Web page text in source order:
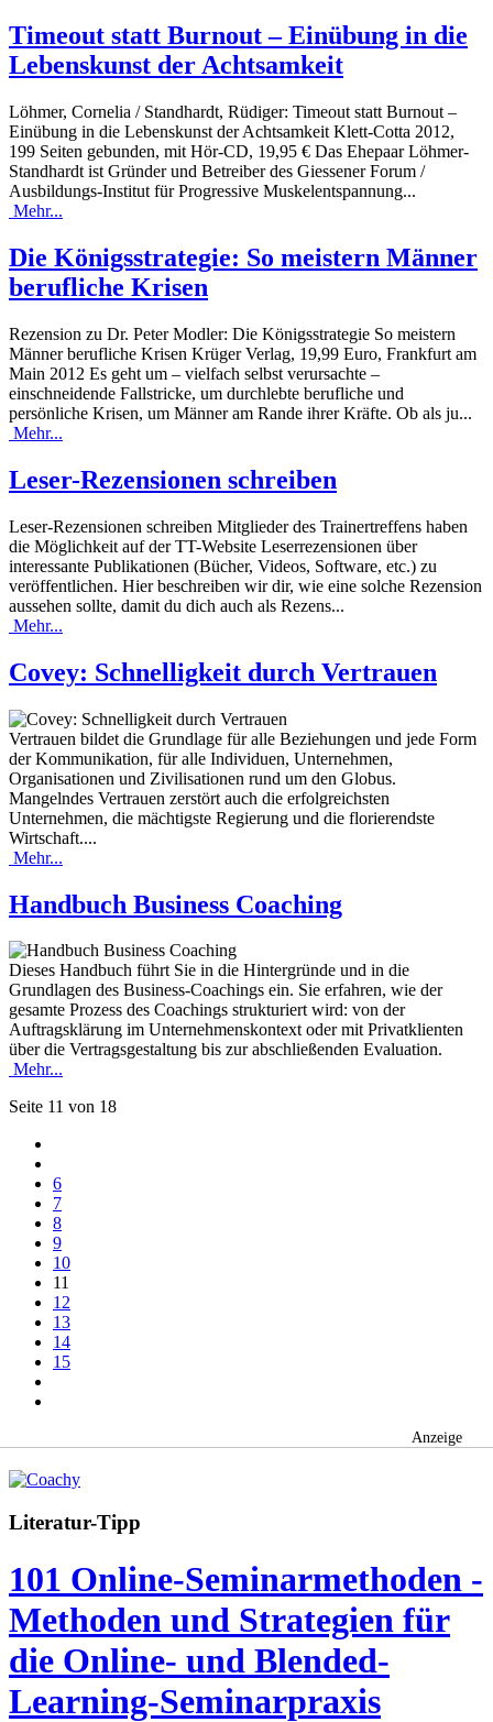
Timeout statt Burnout – Einübung in die
Lebenskunst der Achtsamkeit
Löhmer, Cornelia / Standhardt, Rüdiger: Timeout statt Burnout –
Einübung in die Lebenskunst der Achtsamkeit Klett-Cotta 2012,
199 Seiten gebunden, mit Hör-CD, 19,95 € Das Ehepaar Löhmer-
Standhardt ist Gründer und Betreiber des Giessener Forum /
Ausbildungs-Institut für Progressive Muskelentspannung...
Mehr...
Die Königsstrategie: So meistern Männer
berufliche Krisen
Rezension zu Dr. Peter Modler: Die Königsstrategie So meistern
Männer berufliche Krisen Krüger Verlag, 19,99 Euro, Frankfurt am
Main 2012 Es geht um – vielfach selbst verursachte –
einschneidende Fallstricke, um durchlebte berufliche und
persönliche Krisen, um Männer am Rande ihrer Kräfte. Ob als ju...
Mehr...
Leser-Rezensionen schreiben
Leser-Rezensionen schreiben Mitglieder des Trainertreffens haben
die Möglichkeit auf der TT-Website Leserrezensionen über
interessante Publikationen (Bücher, Videos, Software, etc.) zu
veröffentlichen. Hier beschreiben wir dir, wie eine solche Rezension
aussehen sollte, damit du dich auch als Rezens...
Mehr...
Covey: Schnelligkeit durch Vertrauen
Vertrauen bildet die Grundlage für alle Beziehungen und jede Form
der Kommunikation, für alle Individuen, Unternehmen,
Organisationen und Zivilisationen rund um den Globus.
Mangelndes Vertrauen zerstört auch die erfolgreichsten
Unternehmen, die mächtigste Regierung und die florierendste
Wirtschaft....
Mehr...
Handbuch Business Coaching
Dieses Handbuch führt Sie in die Hintergründe und in die
Grundlagen des Business-Coachings ein. Sie erfahren, wie der
gesamte Prozess des Coachings strukturiert wird: von der
Auftragsklärung im Unternehmenskontext oder mit Privatklienten
über die Vertragsgestaltung bis zur abschließenden Evaluation.
Mehr...
Seite 11 von 18
6
7
8
9
10
11
12
13
14
15
Anzeige
Literatur-Tipp
101 Online-Seminarmethoden -
Methoden und Strategien für
die Online- und Blended-
Learning-Seminarpraxis